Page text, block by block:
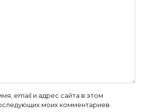
email и адрес сайта в этом
моих комментариев.